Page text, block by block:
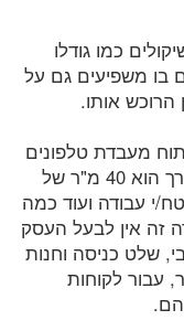
כמו גודלו
בו משפיעים גם על
הרוכש אותו.
מעבדת טלפונים
סלולאריים באזור השרון - כל מה שיצטרך הוא 40 מ"ר של
י עבודה ועוד כמה
זה אין לבעל העסק
שלט כניסה וחנות
עבור לקוחות